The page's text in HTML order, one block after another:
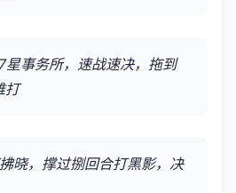
星事务所，速战速决，拖到
打
晓，撑过捌回合打黑影，决